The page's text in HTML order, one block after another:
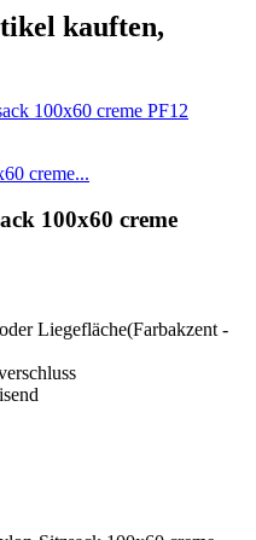
kauften,
PF12
creme...
100x60 creme
Liegefläche(Farbakzent -